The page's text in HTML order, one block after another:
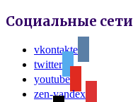
Социальные сети
vkontakte
twitter
youtube
zen-yandex